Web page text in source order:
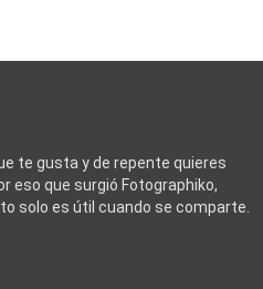
te gusta y de repente quieres
eso que surgió Fotographiko,
solo es útil cuando se comparte.